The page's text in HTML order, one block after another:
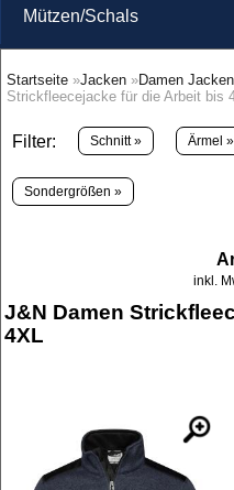
Mützen/Schals
Startseite »Jacken »Damen Jacken
Strickfleecejacke für die Arbeit bis
Filter: Schnitt » Ärmel »
Sondergrößen »
inkl.
J&N Damen
4XL